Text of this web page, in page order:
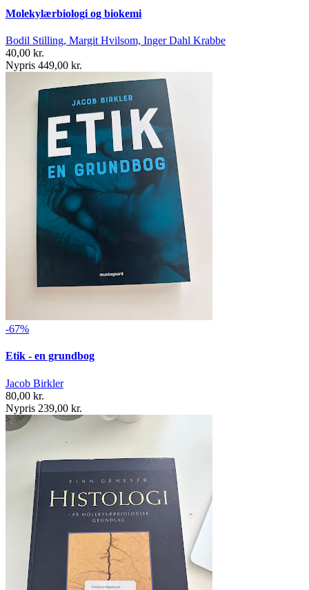
Molekylærbiologi og biokemi
Bodil Stilling, Margit Hvilsom, Inger Dahl Krabbe
40,00 kr.
Nypris 449,00 kr.
-67%
Etik - en grundbog
Jacob Birkler
80,00 kr.
Nypris 239,00 kr.